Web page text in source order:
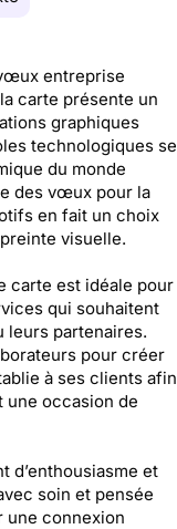
entreprise
carte présente un
graphiques
technologiques se
du monde
des vœux pour la
en fait un choix
visuelle.
carte est idéale pour
qui souhaitent
partenaires.
pour créer
à ses clients afin
une occasion de
d’enthousiasme et
soin et pensée
une connexion